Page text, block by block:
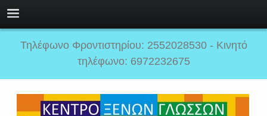
Τηλέφωνο Φροντιστηρίου: 2552028530 - Κινητό
τηλέφωνο: 6972232675